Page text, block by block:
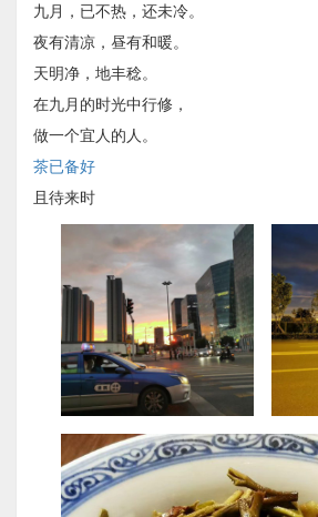
九月，已不热，还未冷。
夜有清凉，昼有和暖。
天明净，地丰稔。
在九月的时光中行修，
做一个宜人的人。
茶已备好
且待来时